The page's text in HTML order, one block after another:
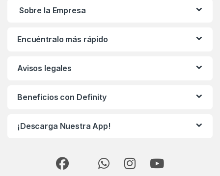
Sobre la Empresa
Encuéntralo más rápido
Avisos legales
Beneficios con Definity
¡Descarga Nuestra App!